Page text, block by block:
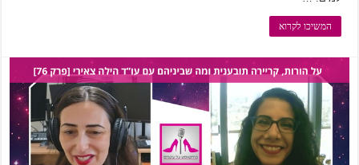
המשיכו לקרוא